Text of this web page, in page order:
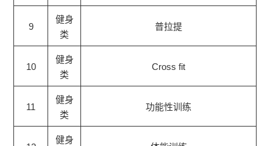
9
健身
类
普拉提
10
健身
类
Cross fit
11
健身
类
功能性训练
健身